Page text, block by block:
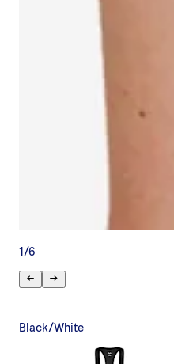
1 /6
Black/White